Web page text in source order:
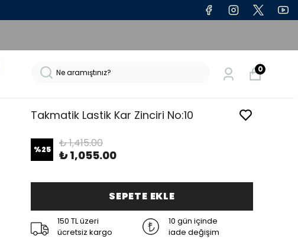
0
Takmatik Lastik Kar Zinciri No:10
%25 ₺ 1,415.00
₺ 1,055.00
SEPETE EKLE
150 TL üzeri
ücretsiz kargo
10 gün içinde
iade değişim